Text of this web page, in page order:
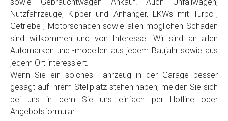
sowie Gebrauchtwagen Ankauf. Auch Unfallwagen,
Nutzfahrzeuge, Kipper und Anhänger, LKWs mit Turbo-,
Getriebe-, Motorschaden sowie allen möglichen Schäden
sind willkommen und von Interesse. Wir sind an allen
Automarken und -modellen aus jedem Baujahr sowie aus
jedem Ort interessiert.
Wenn Sie ein solches Fahrzeug in der Garage besser
gesagt auf Ihrem Stellplatz stehen haben, melden Sie sich
bei uns in dem Sie uns einfach per Hotline oder
Angebotsformular.